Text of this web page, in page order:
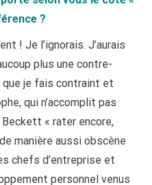
?
! Je l’ignorais. J’aurais
plus une contre-
que je fais contraint et
qui n’accomplit pas
« rater encore,
manière aussi obscène
chefs d’entreprise et
personnel venus